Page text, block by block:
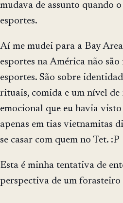
mudava de assunto quando
esportes.
Aí me mudei para a Bay
esportes na América não
esportes. São sobre
rituais, comida e um nível de
emocional que eu havia
apenas em tias vietnamitas
se casar com quem no Tet. :P
Esta é minha tentativa de
perspectiva de um